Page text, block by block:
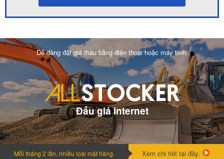
Dễ dàng đặt giá thầu bằng điện thoại hoặc máy tính.
Đấu giá internet
Mỗi tháng 2 lần, nhiều loai mặt hàng. Xem chi tiết tại đây.